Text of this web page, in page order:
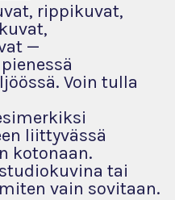
rippikuvat,
—
Voin tulla
liittyvässä
kotonaan.
tai
vain sovitaan.